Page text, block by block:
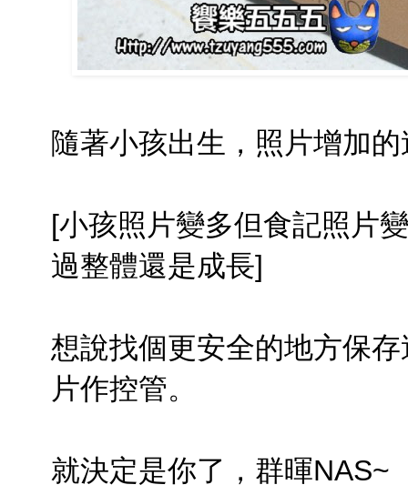
隨著小孩出生，照片增加
[小孩照片變多但食記照片
過整體還是成長]
想說找個更安全的地方保
片作控管。
就決定是你了，群暉NAS~